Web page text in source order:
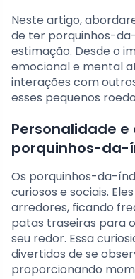
Neste artigo,
de ter porquinhos-
estimação. Desde o
emocional e mental
interações com
esses pequenos
Personalidade
porquinhos-da-
Os porquinhos-da-
curiosos e sociais.
arredores, ficando
patas traseiras para
seu redor. Essa
divertidos de se
proporcionando